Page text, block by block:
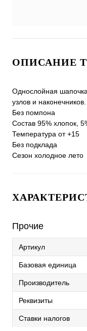
ОПИСАНИЕ
Однослойная
узлов и
Без помпона
Состав 95% хлопок,
Температура от +15
Без подклада
Сезон холодное лето
Прочие
Артикул
Базовая единица
Производитель
Реквизиты
Ставки налогов